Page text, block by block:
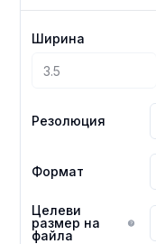
Ширина
Резолюция
Формат
Целеви
размер на
файла